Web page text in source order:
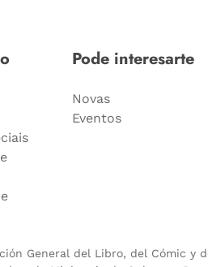
Pode interesarte
Novas
Eventos
General del Libro, del Cómic y